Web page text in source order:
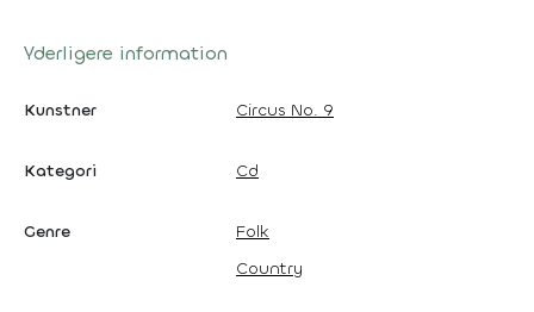
Yderligere information
Kunstner Circus No. 9
Kategori Cd
Genre
Folk
Country